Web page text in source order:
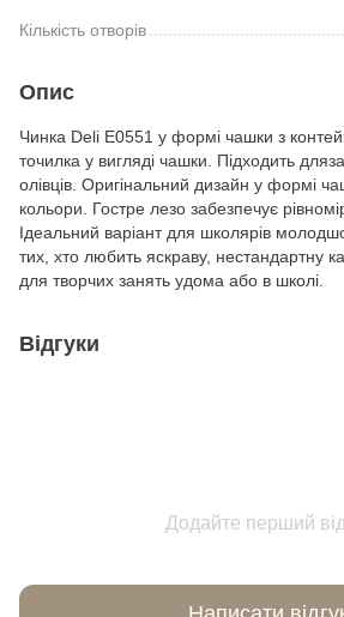
Кількість отворів
Опис
Чинка Deli Е0551 у формі чашки з
точилка у вигляді чашки. Підходить
олівців. Оригінальний дизайн у формі
кольори. Гостре лезо забезпечує
Ідеальний варіант для школярів
тих, хто любить яскраву, нестандартну
для творчих занять удома або в школі.
Відгуки
Додайте перший